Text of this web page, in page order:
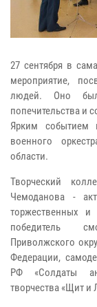
27 сентября в
мероприятие,
людей. Оно
попечительства и
Ярким событием
военного
области.
Творческий
Чемоданова -
торжественных и
победитель
Приволжского
Федерации,
РФ «Солдаты
творчества «Щит и